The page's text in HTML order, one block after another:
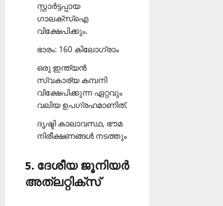
സ്റ്റാർട്ടപ്പായ
ഗാലക്‌സ്‌ഐ
വിക്ഷേപിക്കും.
ഭാരം: 160 കിലോഗ്രാം
ഒരു ഇന്ത്യൻ
സ്വകാര്യ കമ്പനി
വിക്ഷേപിക്കുന്ന ഏറ്റവും
വലിയ ഉപഗ്രഹമാണിത്.
ദൃഷ്ടി കാലാവസ്ഥ, ഭൗമ
നിരീക്ഷണങ്ങൾ നടത്തും
5. ദേശീയ ജൂനിയര്‍
അത്‌ലറ്റിക്‌സ്